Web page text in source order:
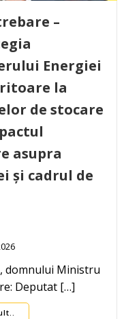
–
Energiei
la
de stocare
asupra
și cadrul de
domnului Ministru
Deputat […]